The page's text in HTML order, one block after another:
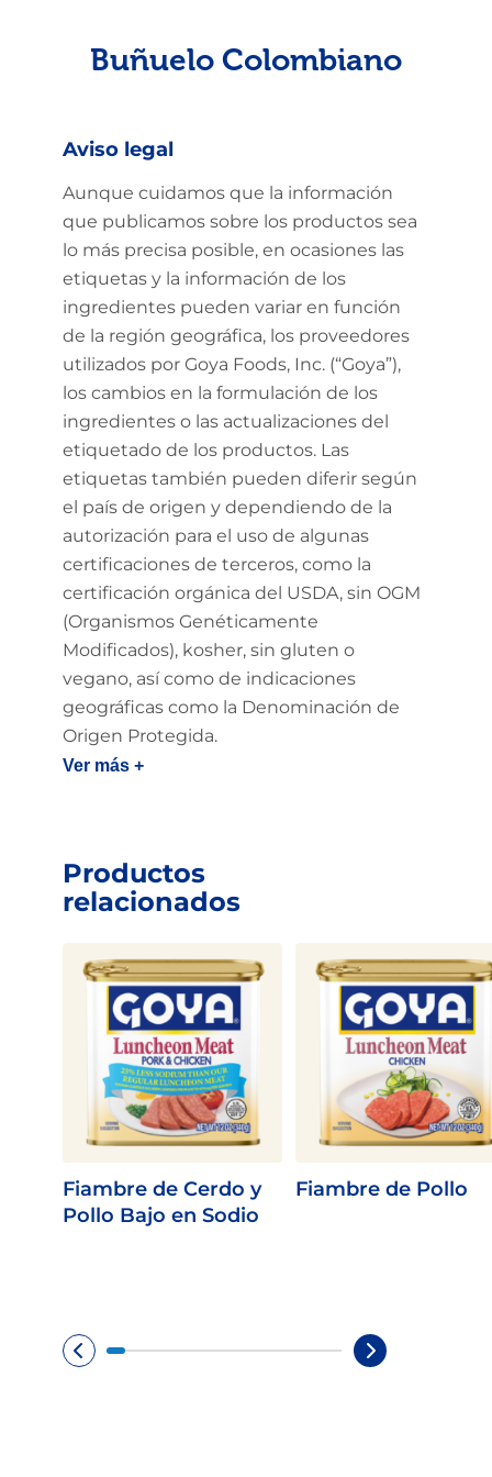
Buñuelo Colombiano
Aviso legal
Aunque cuidamos que la información
que publicamos sobre los productos sea
lo más precisa posible, en ocasiones las
etiquetas y la información de los
ingredientes pueden variar en función
de la región geográfica, los proveedores
utilizados por Goya Foods, Inc. (“Goya”),
los cambios en la formulación de los
ingredientes o las actualizaciones del
etiquetado de los productos. Las
etiquetas también pueden diferir según
el país de origen y dependiendo de la
autorización para el uso de algunas
certificaciones de terceros, como la
certificación orgánica del USDA, sin OGM
(Organismos Genéticamente
Modificados), kosher, sin gluten o
vegano, así como de indicaciones
geográficas como la Denominación de
Origen Protegida.
Ver más +
Productos
relacionados
Fiambre de Cerdo y
Pollo Bajo en Sodio
Fiambre de Pollo